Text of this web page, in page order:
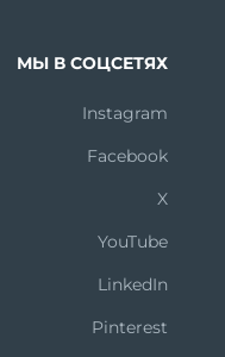
МЫ В СОЦСЕТЯХ
Instagram
Facebook
X
YouTube
LinkedIn
Pinterest